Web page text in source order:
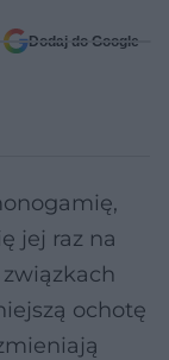
Dodaj do Google
jej raz na
ochotę